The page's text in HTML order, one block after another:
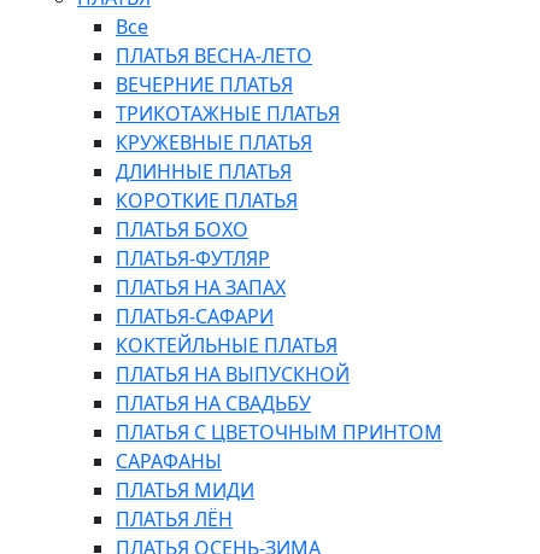
Все
ПЛАТЬЯ ВЕСНА-ЛЕТО
ВЕЧЕРНИЕ ПЛАТЬЯ
ТРИКОТАЖНЫЕ ПЛАТЬЯ
КРУЖЕВНЫЕ ПЛАТЬЯ
ДЛИННЫЕ ПЛАТЬЯ
КОРОТКИЕ ПЛАТЬЯ
ПЛАТЬЯ БОХО
ПЛАТЬЯ-ФУТЛЯР
ПЛАТЬЯ НА ЗАПАХ
ПЛАТЬЯ-САФАРИ
КОКТЕЙЛЬНЫЕ ПЛАТЬЯ
ПЛАТЬЯ НА ВЫПУСКНОЙ
ПЛАТЬЯ НА СВАДЬБУ
ПЛАТЬЯ С ЦВЕТОЧНЫМ ПРИНТОМ
САРАФАНЫ
ПЛАТЬЯ МИДИ
ПЛАТЬЯ ЛЁН
ПЛАТЬЯ ОСЕНЬ-ЗИМА